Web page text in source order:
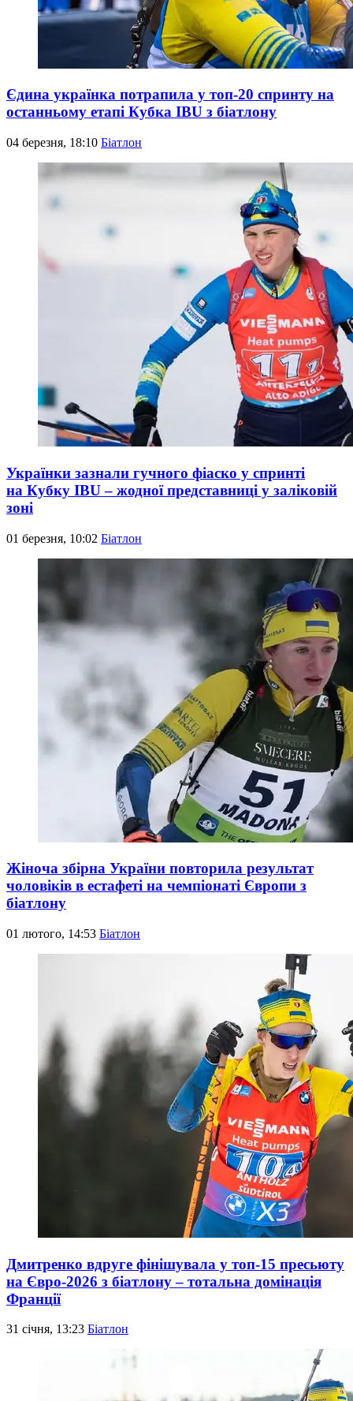
Єдина українка потрапила у топ-20 спринту на
останньому етапі Кубка IBU з біатлону
04 березня, 18:10 Біатлон
Українки зазнали гучного фіаско у спринті
на Кубку IBU – жодної представниці у заліковій
зоні
01 березня, 10:02 Біатлон
Жіноча збірна України повторила результат
чоловіків в естафеті на чемпіонаті Європи з
біатлону
01 лютого, 14:53 Біатлон
Дмитренко вдруге фінішувала у топ-15 пресьюту
на Євро-2026 з біатлону – тотальна домінація
Франції
31 січня, 13:23 Біатлон